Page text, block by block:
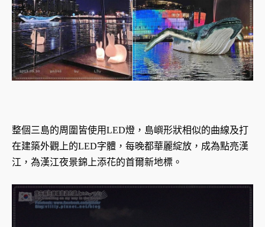
整個三島的周圍皆使用LED燈，島嶼形狀相似的曲線及打
在建築外觀上的LED字體，每晚都華麗綻放，成為點亮漢
江，為漢江夜景錦上添花的首爾新地標。